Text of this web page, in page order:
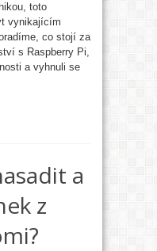
toto
vynikajícím
co stojí za
s Raspberry Pi,
a vyhnuli se
a
z